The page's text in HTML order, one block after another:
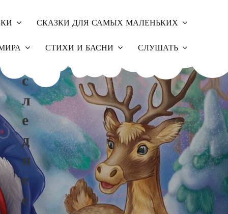
СКАЗКИ ДЛЯ САМЫХ МАЛЕНЬКИХ
СТИХИ И БАСНИ СЛУШАТЬ
С
Л
Е
Д
Н
Е
Е